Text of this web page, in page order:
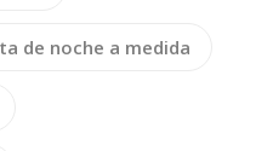
de noche a medida